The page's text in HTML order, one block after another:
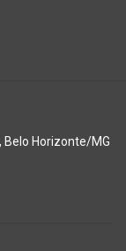
Belo Horizonte/MG